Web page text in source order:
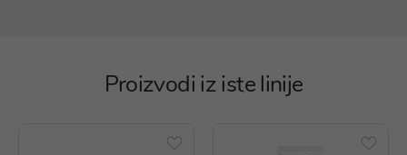
Proizvodi iz iste linije